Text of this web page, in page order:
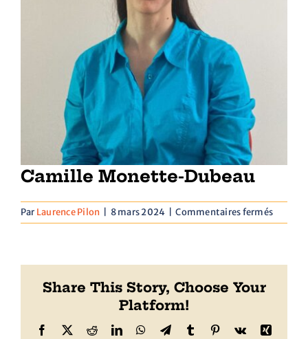
Notre quartier
Nous joindre
Camille Monette-Dubeau
Par Laurence Pilon 8 mars 2024 Commentaires ferméssur
Camille
Share This Story, Choose Your
Platform!
Facebook
X RedditLinkedInWhatsApp
TelegramTumblr Pinterest
Vk
Xing